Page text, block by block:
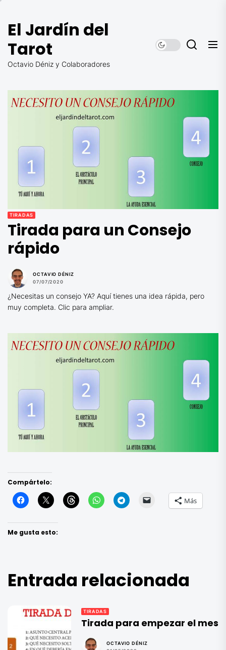
contenido
El Jardín del
Tarot
Octavio Déniz y Colaboradores
TIRADAS
Tirada para un Consejo
rápido
OCTAVIO DÉNIZ
07/07/2020
¿Necesitas un consejo YA? Aquí tienes una idea rápida, pero
muy completa. Clic para ampliar.
Compártelo:
Más
Me gusta esto:
Entrada relacionada
TIRADAS
Tirada para empezar el mes
OCTAVIO DÉNIZ